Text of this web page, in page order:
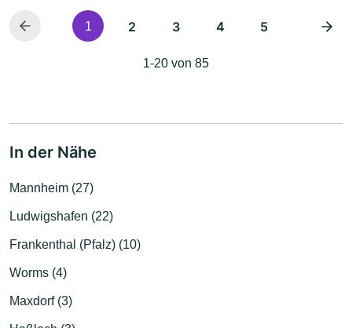
1 2 3 4 5
1-20 von 85
In der Nähe
Mannheim (27)
Ludwigshafen (22)
Frankenthal (Pfalz) (10)
Worms (4)
Maxdorf (3)